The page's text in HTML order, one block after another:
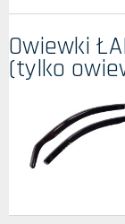
Owiewki
(tylko